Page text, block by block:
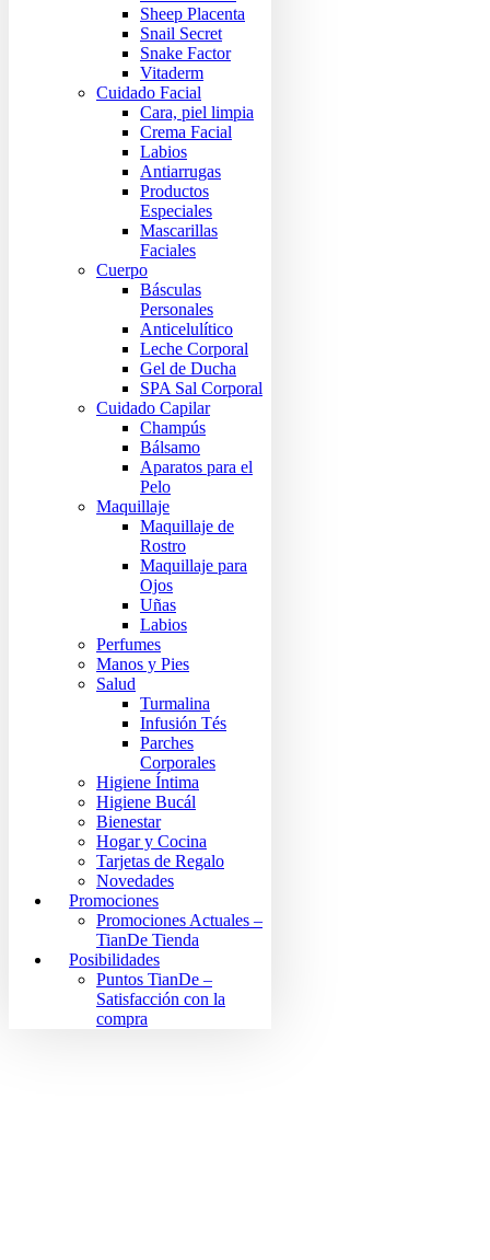
Sheep Placenta
Snail Secret
Snake Factor
Vitaderm
Cuidado Facial
Cara, piel limpia
Crema Facial
Labios
Antiarrugas
Productos
Especiales
Mascarillas
Faciales
Cuerpo
Básculas
Personales
Anticelulítico
Leche Corporal
Gel de Ducha
SPA Sal Corporal
Cuidado Capilar
Champús
Bálsamo
Aparatos para el
Pelo
Maquillaje
Maquillaje de
Rostro
Maquillaje para
Ojos
Uñas
Labios
Perfumes
Manos y Pies
Salud
Turmalina
Infusión Tés
Parches
Corporales
Higiene Íntima
Higiene Bucál
Bienestar
Hogar y Cocina
Tarjetas de Regalo
Novedades
Promociones
Promociones Actuales –
TianDe Tienda
Posibilidades
Puntos TianDe –
Satisfacción con la
compra